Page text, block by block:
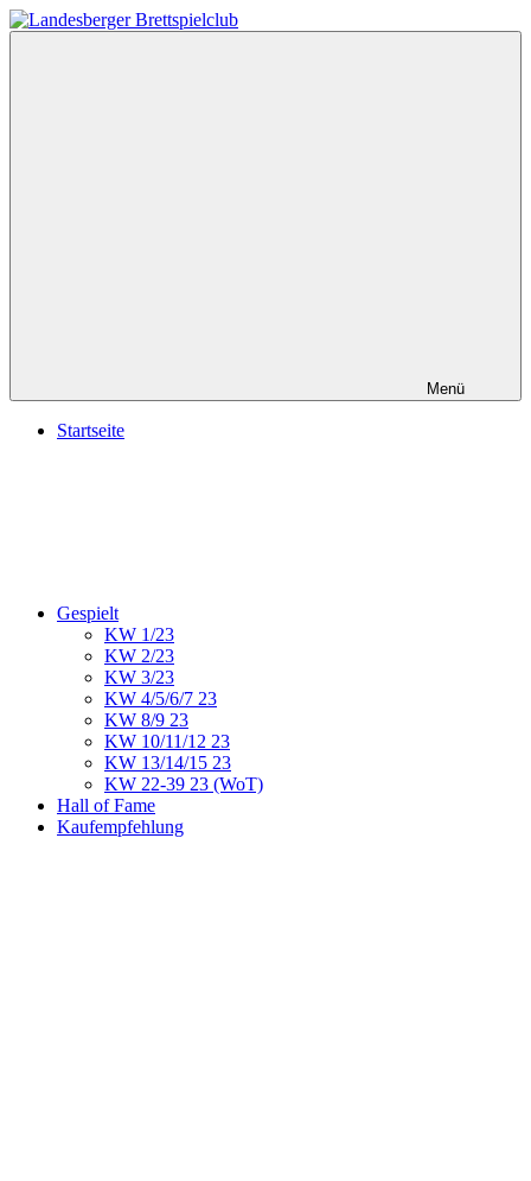
Zum
Inhalt
Menü
Startseite
Gespielt
KW 1/23
KW 2/23
KW 3/23
KW 4/5/6/7 23
KW 8/9 23
KW 10/11/12 23
KW 13/14/15 23
KW 22-39 23 (WoT)
Hall of Fame
Kaufempfehlung